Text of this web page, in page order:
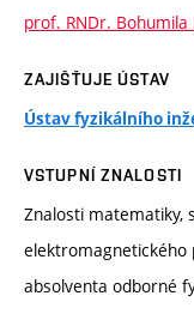
prof. RNDr. Bohumila
ZAJIŠŤUJE ÚSTAV
Ústav fyzikálního
VSTUPNÍ ZNALOSTI
Znalosti matematiky,
elektromagnetického
absolventa odborné